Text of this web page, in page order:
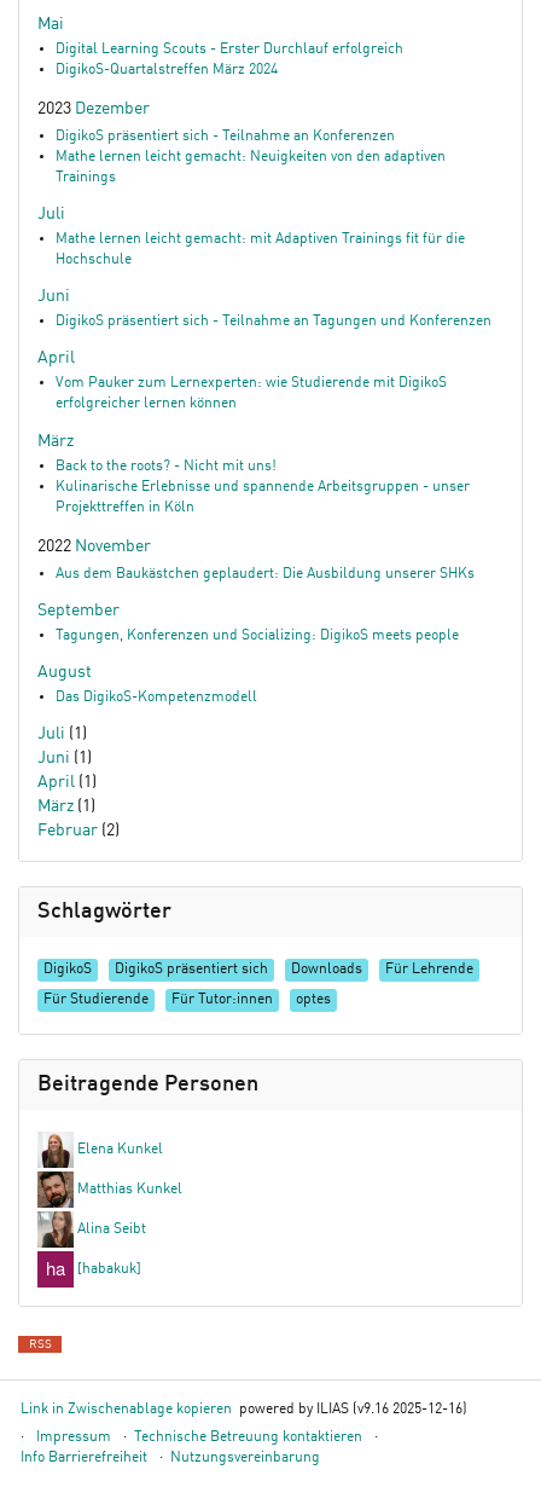
Mai
Digital Learning Scouts - Erster Durchlauf erfolgreich
DigikoS-Quartalstreffen März 2024
2023 Dezember
DigikoS präsentiert sich - Teilnahme an Konferenzen
Mathe lernen leicht gemacht: Neuigkeiten von den adaptiven
Trainings
Juli
Mathe lernen leicht gemacht: mit Adaptiven Trainings fit für die
Hochschule
Juni
DigikoS präsentiert sich - Teilnahme an Tagungen und Konferenzen
April
Vom Pauker zum Lernexperten: wie Studierende mit DigikoS
erfolgreicher lernen können
März
Back to the roots? - Nicht mit uns!
Kulinarische Erlebnisse und spannende Arbeitsgruppen - unser
Projekttreffen in Köln
2022 November
Aus dem Baukästchen geplaudert: Die Ausbildung unserer SHKs
September
Tagungen, Konferenzen und Socializing: DigikoS meets people
August
Das DigikoS-Kompetenzmodell
Juli (1)
Juni (1)
April (1)
März (1)
Februar (2)
Schlagwörter
DigikoS DigikoS präsentiert sich Downloads Für Lehrende
Für Studierende Für Tutor:innen optes
Beitragende Personen
Elena Kunkel
Matthias Kunkel
Alina Seibt
[habakuk]
RSS
Link in Zwischenablage kopieren
powered by ILIAS (v9.16 2025-12-16)
Impressum
Technische Betreuung kontaktieren
Info Barrierefreiheit
Nutzungsvereinbarung